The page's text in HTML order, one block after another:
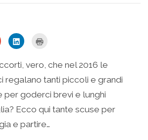
Google+
nuova
Fai
clic
condividere
su
LinkedIn
(Si
in
una
finestra)
stampare
(Si
apre
in
nuova
finestra)
vero, che nel 2016 le
regalano tanti piccoli e grandi
per goderci brevi e lunghi
Ecco qui tante scuse per
e partire…